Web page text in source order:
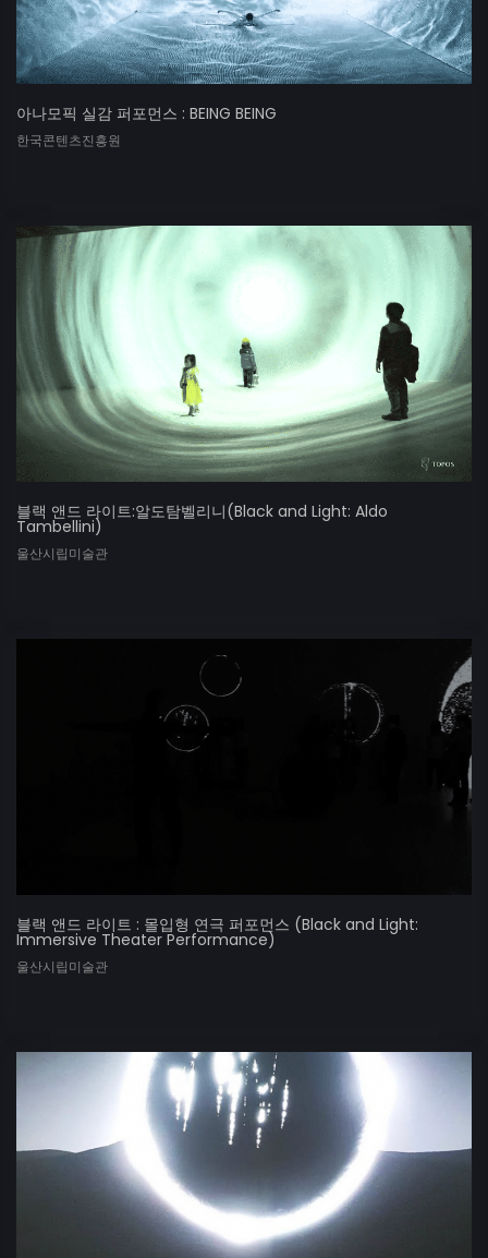
아나모픽 실감 퍼포먼스 : BEING BEING
한국콘텐츠진흥원
블랙 앤드 라이트:알도탐벨리니(Black and Light: Aldo
Tambellini)
울산시립미술관
블랙 앤드 라이트 : 몰입형 연극 퍼포먼스 (Black and Light:
Immersive Theater Performance)
울산시립미술관